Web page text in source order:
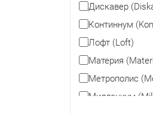
Дискавер
Континнум
Лофт (Loft)
Материя
Метрополис
Миллениум